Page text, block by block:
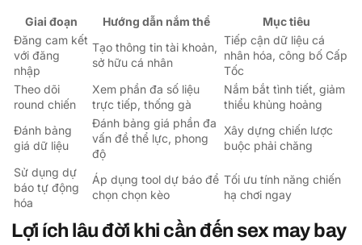
Giai đoạn Hướng dẫn nắm thể
Mục tiêu
Đăng cam kết
với đăng
nhập
Tạo thông tin tài khoản,
sở hữu cá nhân
Tiếp cận dữ liệu cá
nhân hóa, công bố Cấp
Tốc
Theo dõi
round chiến
Xem phần đa số liệu
trực tiếp, thống gà
Nắm bắt tình tiết, giảm
thiểu khủng hoảng
Đánh bảng
giá dữ liệu
Đánh bảng giá phần đa
vấn đề thể lực, phong
độ
Xây dựng chiến lược
buộc phải chăng
Sử dụng dự
báo tự động
hóa
Áp dụng tool dự báo để
chọn chọn kèo
Tối ưu tính năng chiến
hạ chơi ngay
Lợi ích lâu đời khi cần đến sex may bay